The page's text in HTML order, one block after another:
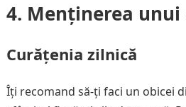
4. Menținerea
Curățenia zilnică
Îți recomand să-ți faci un obicei